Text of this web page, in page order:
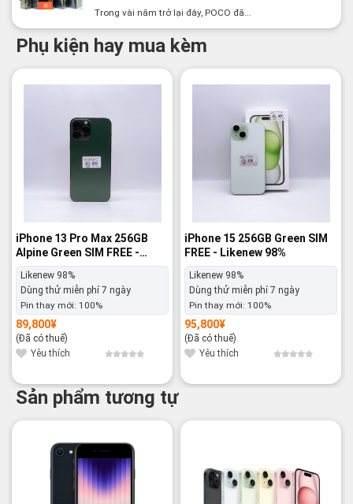
Trong vài năm trở lại đây, POCO đã...
Phụ kiện hay mua kèm
iPhone 13 Pro Max 256GB
Alpine Green SIM FREE -
Likenew 98%
Likenew 98%
Dùng thử miễn phí 7 ngày
Pin thay mới: 100%
89,800¥
(Đã có thuế)
Yêu thích
iPhone 15 256GB Green SIM
FREE - Likenew 98%
Likenew 98%
Dùng thử miễn phí 7 ngày
Pin thay mới: 100%
95,800¥
(Đã có thuế)
Yêu thích
Sản phẩm tương tự